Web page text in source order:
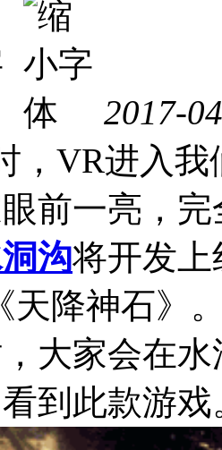
2017-
VR进入我
前一亮，
沟将开发
天降神石》
，大家会在
到此款游戏